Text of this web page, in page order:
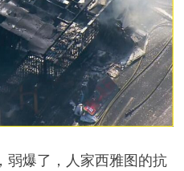
弱爆了，人家西雅图的抗